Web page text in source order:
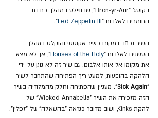
בקוטג' "Bron-yr-Aur", שבוויילס במהלך כתיבת
החומרים לאלבום "Led Zeppelin III
".
השיר נכתב במקורו כשיר אקוסטי והוקלט במהלך
הסשנים לאלבום "Houses of the Holy", אך לא מצא
את מקומו אל אותו אלבום. גם שיר זה לא נוגן על-ידי
הלהקה בהופעות, למעט ריף הפתיחה שהתחבר לשיר
"
Sick Again". מעניין שהפתיחה וחלק מהמלודיה בשיר
הזה מזכירה את השיר "Wicked Annabella" של
להקת Kinks, ושוב מדובר כנראה "בהשאלה" של "זפלין".